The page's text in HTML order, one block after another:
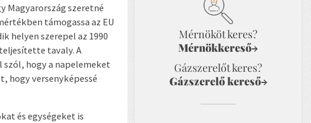
Magyarország szeretné
támogassa az EU
helyen szerepel az 1990
tavaly. A
hogy a napelemeket
hogy versenyképessé
és egységeket is
Mérnököt keres?
Mérnökkereső→
Gázszerelőt keres?
Gázszerelő kereső→